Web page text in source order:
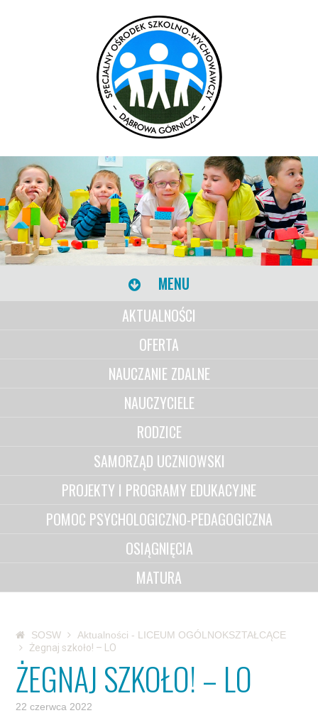
MENU
AKTUALNOŚCI
OFERTA
NAUCZANIE ZDALNE
NAUCZYCIELE
RODZICE
SAMORZĄD UCZNIOWSKI
PROJEKTY I PROGRAMY EDUKACYJNE
POMOC PSYCHOLOGICZNO-PEDAGOGICZNA
OSIĄGNIĘCIA
MATURA
SOSW
Aktualności - LICEUM OGÓLNOKSZTAŁCĄCE
Żegnaj szkoło! – LO
ŻEGNAJ SZKOŁO! – LO
22 czerwca 2022